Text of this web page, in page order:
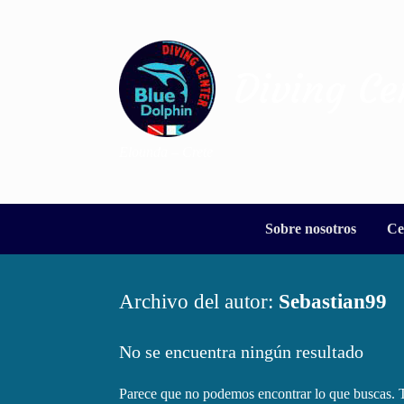
Sobre nosotros
Archivo del autor: Sebastian99
No se encuentra ningún resultado
Parece que no podemos encontrar lo que buscas.